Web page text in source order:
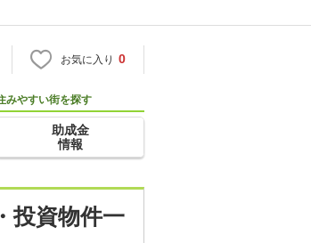
お気に入り 0
みやすい街を探す
助成金
情報
投資物件一